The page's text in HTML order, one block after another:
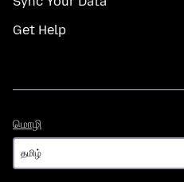
Get Help
மொழி